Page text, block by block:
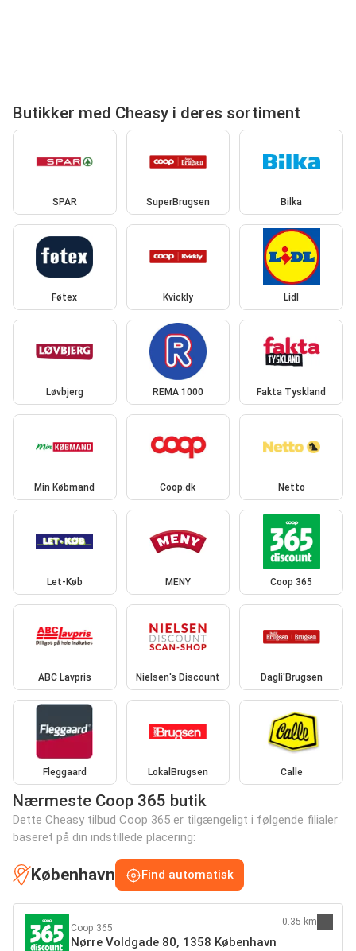
Butikker med Cheasy i deres sortiment
SPAR SuperBrugsen Bilka
Føtex Kvickly Lidl
Løvbjerg REMA 1000 Fakta Tyskland
Min Købmand Coop.dk Netto
Let-Køb MENY Coop 365
ABC Lavpris Nielsen's Discount Dagli'Brugsen
Fleggaard LokalBrugsen Calle
Nærmeste Coop 365 butik
Dette Cheasy tilbud Coop 365 er tilgængeligt i følgende filialer
baseret på din indstillede placering:
København Find automatisk
Coop 365
Nørre Voldgade 80, 1358 København
0.35 km